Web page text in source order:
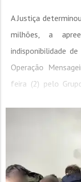
A Justiça
milhões, a
indisponibilidade
Operação
feira (2) pelo